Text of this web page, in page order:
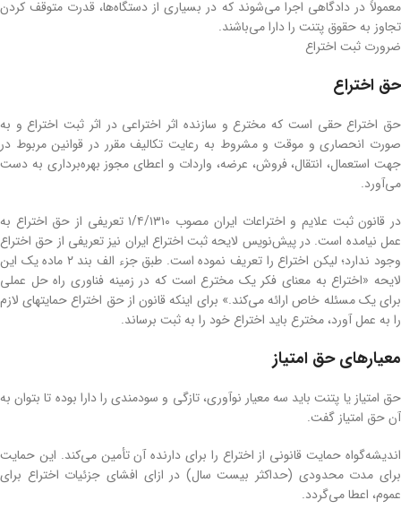
معمولاً در دادگاهی اجرا می‌شوند که در بسیاری از دستگاه‌ها، قدرت متوقف کردن
تجاوز به حقوق پتنت را دارا می‌باشند.
ضرورت ثبت اختراع
حق اختراع
حق اختراع حقی است که مخترع و سازنده اثر اختراعی در اثر ثبت اختراع و به
صورت انحصاری و موقت و مشروط به رعایت تکالیف مقرر در قوانین مربوط در
جهت استعمال، انتقال، فروش، عرضه، واردات و اعطای مجوز بهره‌برداری به دست
می‌آورد.
در قانون ثبت علایم و اختراعات ایران مصوب ۱/۴/۱۳۱۰ تعریفی از حق اختراع به
عمل نیامده ‌است. در پیش‌نویس لایحه ثبت اختراع ایران نیز تعریفی از حق اختراع
وجود ندارد؛ لیکن اختراع را تعریف نموده ‌است. طبق جزء الف بند ۲ ماده یک این
لایحه «اختراع به معنای فکر یک مخترع است که در زمینه فناوری راه حل عملی
برای یک مسئله خاص ارائه می‌کند.» برای اینکه قانون از حق اختراع حمایتهای لازم
را به عمل آورد، مخترع باید اختراع خود را به ثبت برساند.
معیارهای حق امتیاز
حق امتیاز یا پتنت باید سه معیار نوآوری، تازگی و سودمندی را دارا بوده تا بتوان به
آن حق امتیاز گفت.
اندیشه‌گواه حمایت قانونی از اختراع را برای دارنده آن تأمین می‌کند. این حمایت
برای مدت محدودی (حداکثر بیست سال) در ازای افشای جزئیات اختراع برای
عموم، اعطا می‌گردد.